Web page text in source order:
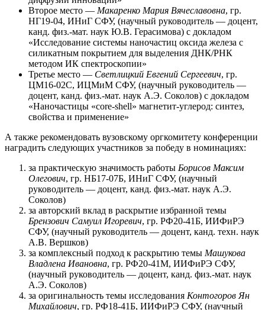
Второе место — Макаренко Мария Вячеславовна, гр.
НГ19-04, ИНиГ СФУ, (научный руководитель — доцент,
канд. физ.-мат. наук Ю.В. Герасимова) с докладом
«Исследование системы наночастиц оксида железа с
силикатным покрытием для выделения ДНК/РНК
методом ИК спектроскопии»
Третье место — Светлицкий Евгений Сергеевич, гр.
ЦМ16-02С, ИЦМиМ СФУ, (научный руководитель —
доцент, канд. физ.-мат. наук А.Э. Соколов) с докладом
«Наночастицы «core-shell» магнетит-углерод: синтез,
свойства и применение»
А также рекомендовать вузовскому оргкомитету конференции
наградить следующих участников за победу в номинациях:
за практическую значимость работы Борисов Максим
Олегович, гр. НБ17-07Б, ИНиГ СФУ, (научный
руководитель — доцент, канд. физ.-мат. наук А.Э.
Соколов)
за авторский вклад в раскрытие избранной темы
Брензович Самуил Игоревич, гр. РФ20-41Б, ИИФиРЭ
СФУ, (научный руководитель — доцент, канд. техн. наук
А.В. Вершков)
за комплексный подход к раскрытию темы Машукова
Владлена Ивановна, гр. РФ20-41М, ИИФиРЭ СФУ,
(научный руководитель — доцент, канд. физ.-мат. наук
А.Э. Соколов)
за оригинальность темы исследования Контогоров Ян
Михайлович, гр. РФ18-41Б, ИИФиРЭ СФУ, (научный